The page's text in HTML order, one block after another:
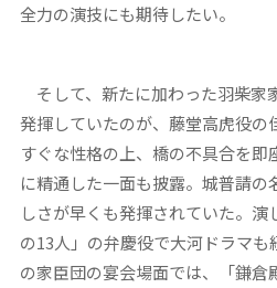
全力の演技にも期待したい。
そして、新たに加わった羽柴家
発揮していたのが、藤堂高虎役の
すぐな性格の上、橋の不具合を
に精通した一面も披露。城普請の
しさが早くも発揮されていた。
の13人」の弁慶役で大河ドラマ
の家臣団の宴会場面では、「鎌倉